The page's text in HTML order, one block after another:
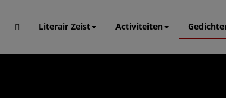
Literair Zeist Activiteiten